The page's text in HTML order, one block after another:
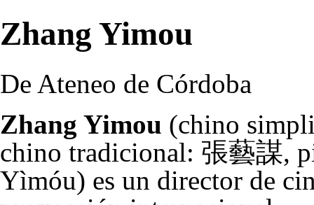
Zhang Yimou
De Ateneo de Córdoba
Zhang Yimou (chino
chino tradicional: 張藝謀,
Yìmóu) es un director de